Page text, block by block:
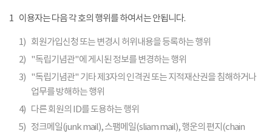
1 이용자는 다음 각 호의 행위를 하여서는 안됩니다.
1) 회원가입신청 또는 변경시 허위내용을 등록하는 행위
2) "독립기념관"에 게시된 정보를 변경하는 행위
3) "독립기념관" 기타 제3자의 인격권 또는 지적재산권을 침해하거나
업무를 방해하는 행위
4) 다른 회원의 ID를 도용하는 행위
5) 정크메일(junk mail), 스팸메일(sliam mail), 행운의 편지(chain